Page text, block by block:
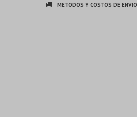
MÉTODOS Y COSTOS DE ENVÍO